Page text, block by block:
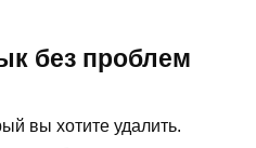
без проблем
вы хотите удалить.